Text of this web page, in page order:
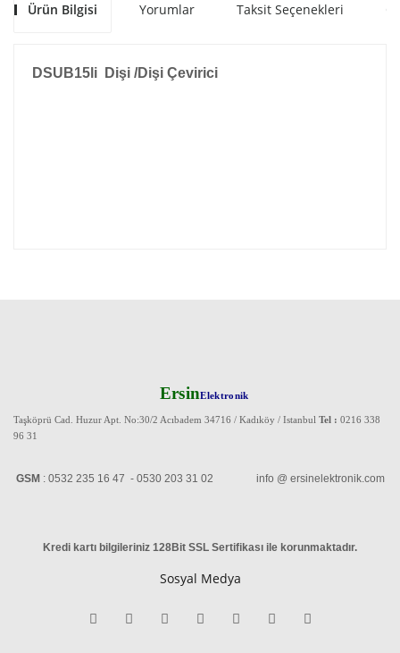
Ürün Bilgisi Yorumlar Taksit Seçenekleri
DSUB15li Dişi /Dişi Çevirici
ErsinElektronik
Taşköprü Cad. Huzur Apt. No:30/2 Acıbadem 34716 / Kadıköy / Istanbul Tel : 0216 338
96 31
GSM : 0532 235 16 47 - 0530 203 31 02 info @ ersinelektronik.com
Kredi kartı bilgileriniz 128Bit SSL Sertifikası ile korunmaktadır.
Sosyal Medya